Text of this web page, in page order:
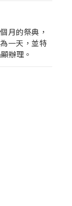
月的祭典，
一天，並特
辦理。